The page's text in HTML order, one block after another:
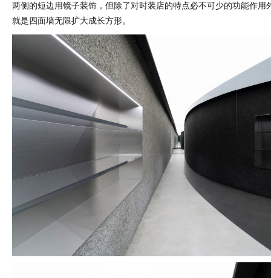
两侧的短边用镜子装饰，但除了对时装店的特点必不可少的功能作用
就是四面墙无限扩大成长方形。